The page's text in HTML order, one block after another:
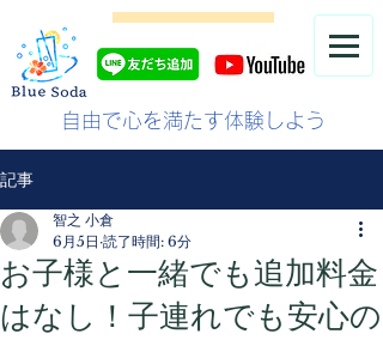
自由で心を満たす体験しよう
記事
お子様と一緒でも追加料金
はなし！子連れでも安心の
智之 小倉
6月5日 読了時間: 6分